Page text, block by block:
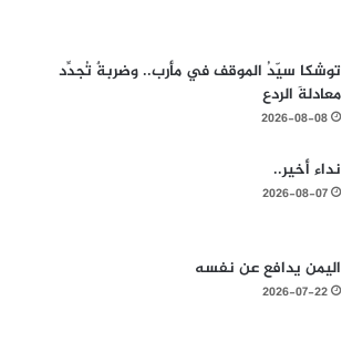
توشكا سيّدُ الموقف في مأرب.. وضربةٌ تُجدِّد
معادلةَ الردع
2026-08-08
نداء أخير..
2026-08-07
اليمن يدافع عن نفسه
2026-07-22